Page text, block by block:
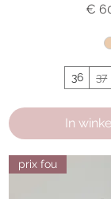
Prijs
€
36 37
In
prix fou